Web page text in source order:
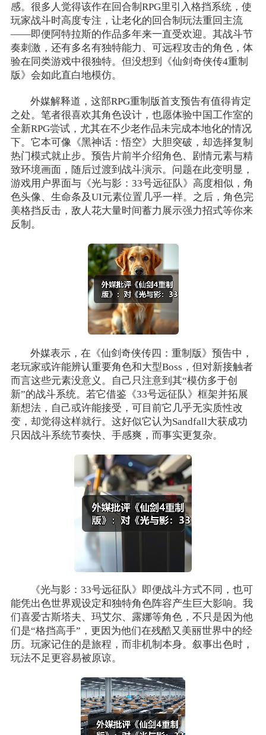
感。很多人觉得该作在回合制RPG里引入格挡系统，使
玩家战斗时高度专注，让老化的回合制玩法重回主流
——即便阿特拉斯的作品多年来一直受欢迎。其战斗节
奏刺激，还有多名有独特能力、可远程攻击的角色，体
验在同类游戏中很独特。但没想到《仙剑奇侠传4重制
版》会如此直白地模仿。
外媒解释道，这部RPG重制版首支预告有值得肯定
之处。笔者很喜欢其角色设计，也愿体验中国工作室的
全新RPG尝试，尤其在不少老作品未完成本地化的情况
下。它本可像《黑神话：悟空》大胆突破，却选择复制
热门模式就止步。预告片前半介绍角色、剧情元素与精
致环境画面，随后过渡到战斗演示。问题在此变明显，
游戏用户界面与《光与影：33号远征队》高度相似，角
色头像、生命条及UI元素位置几乎一样。之后，角色完
美格挡反击，敌人花大量时间蓄力展示强力招式等你来
反制。
外媒表示，在《仙剑奇侠传四：重制版》预告中，
老玩家或许能辨认重要角色和大型Boss，但对新接触者
而言这些元素没意义。自己只注意到其“模仿多于创
新”的战斗系统。若它借鉴《33号远征队》框架并拓展
新想法，自己或许能接受，可目前它几乎无实质性改
变，却觉得这样就行。这好似它认为Sandfall大获成功
只因战斗系统节奏快、手感爽，而事实更复杂。
《光与影：33号远征队》即便战斗方式不同，也可
能凭出色世界观设定和独特角色阵容产生巨大影响。我
们喜爱古斯塔夫、玛艾尔、露娜等角色，不只是因为他
们是“格挡高手”，更因为他们在残酷又美丽世界中的经
历。玩家记住的是旅程，而非机制本身。叙事出色时，
玩法不足更容易被原谅。